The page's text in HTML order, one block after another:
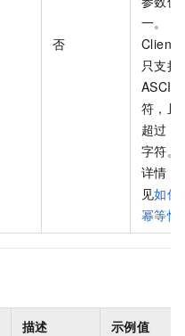
否
一。
只支持
ASCII
符，且
超过
字符。
详情，
见如何
幂等性
描述 示例值